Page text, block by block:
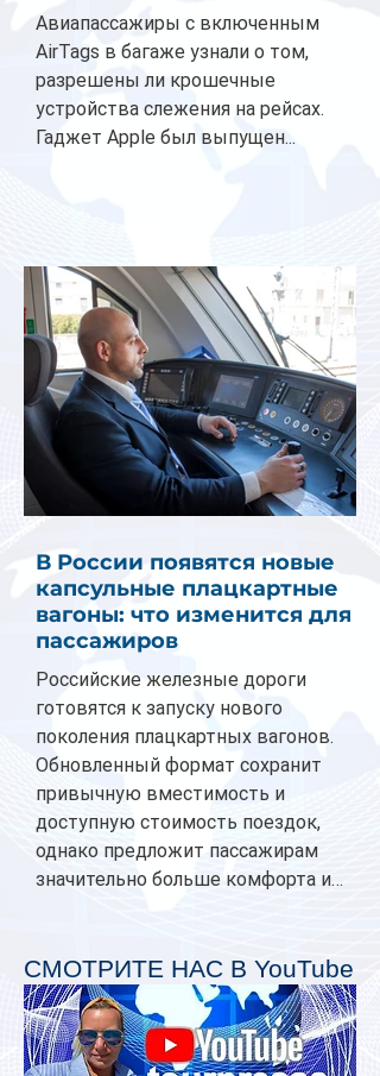
Авиапассажиры с включенным
AirTags в багаже узнали о том,
разрешены ли крошечные
устройства слежения на рейсах.
Гаджет Apple был выпущен...
В России появятся новые
капсульные плацкартные
вагоны: что изменится для
пассажиров
Российские железные дороги
готовятся к запуску нового
поколения плацкартных вагонов.
Обновленный формат сохранит
привычную вместимость и
доступную стоимость поездок,
однако предложит пассажирам
значительно больше комфорта и
планируется начать в 2027 году.
Одним из главных нововведений
станут индивидуальные шторки у
каждого спального места. Они
СМОТРИТЕ НАС В YouTube